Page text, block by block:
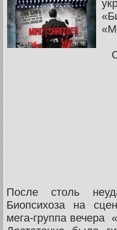
После столь
Биопсихоза на
мега-группа вечера